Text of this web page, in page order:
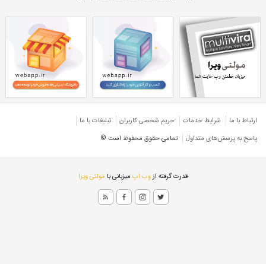
پروفیل ساختمانی 2/5 میل
ساختمانی ۶۰*۶۰
پروفیل ۶۰*۶۰ ساختمانی
پروفیل تهران
ارتباط با ما شرایط خدمات حريم شخصی كاربران
تبليغات با ما
پاسخ به پرسش‌های متداول
تمامی حقوق محفوظ است ©
قدرت گرفته ازوِب اَپ میزبانی با مولتی ویرا